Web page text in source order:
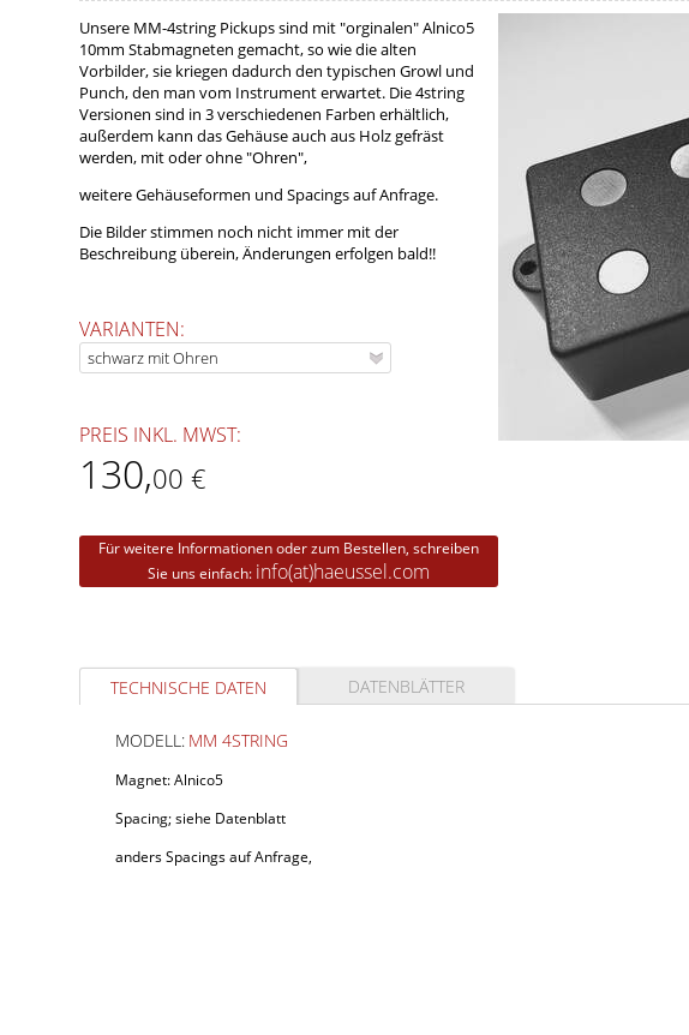
Unsere MM-4string Pickups sind mit "orginalen" Alnico5
10mm Stabmagneten gemacht, so wie die alten
Vorbilder, sie kriegen dadurch den typischen Growl und
Punch, den man vom Instrument erwartet. Die 4string
Versionen sind in 3 verschiedenen Farben erhältlich,
außerdem kann das Gehäuse auch aus Holz gefräst
werden, mit oder ohne "Ohren",
weitere Gehäuseformen und Spacings auf Anfrage.
Die Bilder stimmen noch nicht immer mit der
Beschreibung überein, Änderungen erfolgen bald!!
VARIANTEN:
PREIS INKL. MWST:
130,00 €
Für weitere Informationen oder zum Bestellen, schreiben
Sie uns einfach: info(at)haeussel.com
TECHNISCHE DATEN DATENBLÄTTER
MODELL: MM 4STRING
Magnet: Alnico5
Spacing; siehe Datenblatt
anders Spacings auf Anfrage,